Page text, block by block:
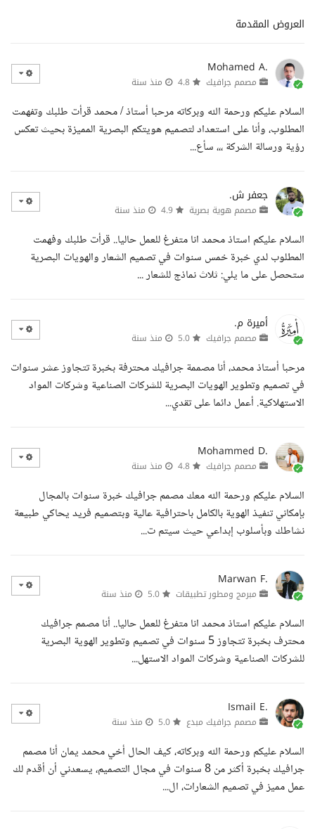
العروض المقدمة
Mohamed A.
مصمم جرافيك منذ سنة
السلام عليكم ورحمة الله وبركاته مرحبا أستاذ / محمد قرأت طلبك وتفهمت
المطلوب، وأنا على استعداد لتصميم هويتكم البصرية المميزة بحيث تعكس
رؤية ورسالة الشركة ،،، سأع...
جعفر ش.
مصمم هوية بصرية منذ سنة
السلام عليكم استاذ محمد انا متفرغ للعمل حاليا.. قرأت طلبك وفهمت
المطلوب لدي خبرة خمس سنوات في تصميم الشعار والهويات البصرية
ستحصل على ما يلي: ثلاث نماذج للشعار ...
أميرة م.
مصمم جرافيك منذ سنة
مرحبا أستاذ محمد، أنا مصممة جرافيك محترفة بخبرة تتجاوز عشر سنوات
في تصميم وتطوير الهويات البصرية للشركات الصناعية وشركات المواد
الاستهلاكية. أعمل دائما على تقدي...
Mohammed D.
مصمم جرافيك منذ سنة
السلام عليكم ورحمة الله معك مصمم جرافيك خبرة سنوات بالمجال
بإمكاني تنفيذ الهوية بالكامل باحترافية عالية وبتصميم فريد يحاكي طبيعة
نشاطك وبأسلوب إبداعي حيث سيتم ت...
Marwan F.
مبرمج ومطور تطبيقات منذ سنة
السلام عليكم استاذ محمد انا متفرغ للعمل حاليا.. أنا مصمم جرافيك
محترف بخبرة تتجاوز 5 سنوات في تصميم وتطوير الهوية البصرية
للشركات الصناعية وشركات المواد الاستهل...
Ismail E.
مصمم جرافيك مبدع منذ سنة
السلام عليكم ورحمة الله وبركاته، كيف الحال أخي محمد يمان أنا مصمم
جرافيك بخبرة أكثر من 8 سنوات في مجال التصميم، يسعدني أن أقدم لك
عمل مميز في تصميم الشعارات، ال...